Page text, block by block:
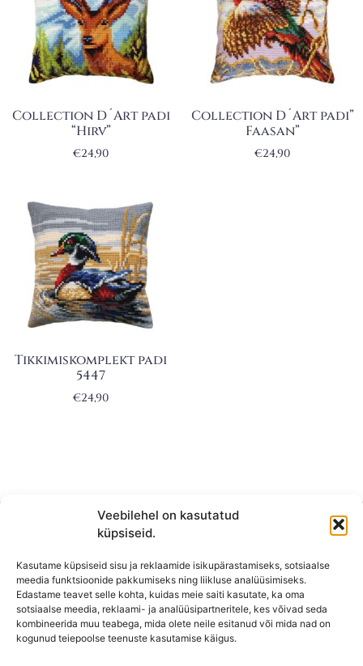
Veebilehel on kasutatud
küpsiseid.
Kasutame küpsiseid sisu ja reklaamide isikupärastamiseks, sotsiaalse
meedia funktsioonide pakkumiseks ning liikluse analüüsimiseks.
Edastame teavet selle kohta, kuidas meie saiti kasutate, ka oma
sotsiaalse meedia, reklaami- ja analüüsipartneritele, kes võivad seda
kombineerida muu teabega, mida olete neile esitanud või mida nad on
kogunud teiepoolse teenuste kasutamise käigus.
Collection D´Art padi
“Hirv”
€24,90
Collection D´Art padi”
Faasan”
€24,90
Tikkimiskomplekt padi
5447
€24,90
KONTAKT